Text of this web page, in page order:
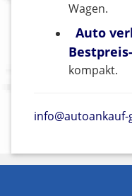
Wagen.
Auto
kompakt.